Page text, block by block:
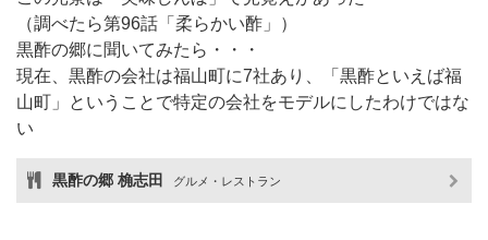
（調べたら第96話「柔らかい酢」）
黒酢の郷に聞いてみたら・・・
現在、黒酢の会社は福山町に7社あり、「黒酢といえば福
山町」ということで特定の会社をモデルにしたわけではな
い
黒酢の郷 桷志田 グルメ・レストラン